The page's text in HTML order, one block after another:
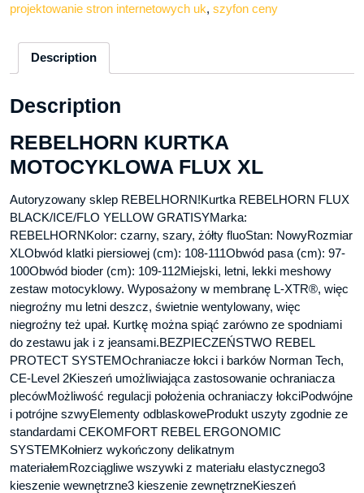
projektowanie stron internetowych uk, szyfon ceny
Description
Description
REBELHORN KURTKA
MOTOCYKLOWA FLUX XL
Autoryzowany sklep REBELHORN!Kurtka REBELHORN FLUX
BLACK/ICE/FLO YELLOW GRATISYMarka:
REBELHORNKolor: czarny, szary, żółty fluoStan: NowyRozmiar
XLObwód klatki piersiowej (cm): 108-111Obwód pasa (cm): 97-
100Obwód bioder (cm): 109-112Miejski, letni, lekki meshowy
zestaw motocyklowy. Wyposażony w membranę L-XTR®, więc
niegroźny mu letni deszcz, świetnie wentylowany, więc
niegroźny też upał. Kurtkę można spiąć zarówno ze spodniami
do zestawu jak i z jeansami.BEZPIECZEŃSTWO REBEL
PROTECT SYSTEMOchraniacze łokci i barków Norman Tech,
CE-Level 2Kieszeń umożliwiająca zastosowanie ochraniacza
plecówMożliwość regulacji położenia ochraniaczy łokciPodwójne
i potrójne szwyElementy odblaskoweProdukt uszyty zgodnie ze
standardami CEKOMFORT REBEL ERGONOMIC
SYSTEMKołnierz wykończony delikatnym
materiałemRozciągliwe wszywki z materiału elastycznego3
kieszenie wewnętrzne3 kieszenie zewnętrzneKieszeń